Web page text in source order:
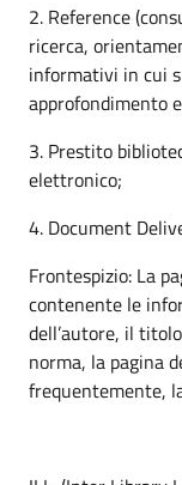
2. Reference
ricerca,
informativi in cui
approfondimento
3. Prestito
elettronico;
4. Document
Frontespizio: La
contenente le
dell’autore, il
norma, la pagina
frequentemente,